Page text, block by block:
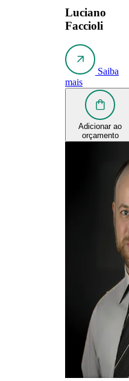
Luciano
Faccioli
Saiba
mais
Adicionar ao
orçamento